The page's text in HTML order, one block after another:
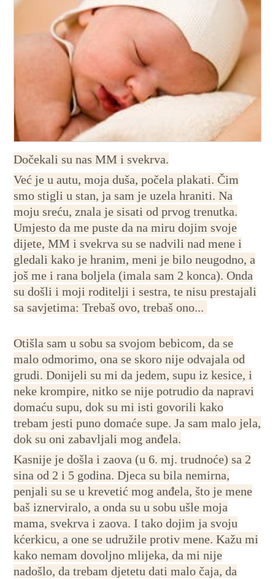
Dočekali su nas MM i svekrva.
Već je u autu, moja duša, počela plakati. Čim
smo stigli u stan, ja sam je uzela hraniti. Na
moju sreću, znala je sisati od prvog trenutka.
Umjesto da me puste da na miru dojim svoje
dijete, MM i svekrva su se nadvili nad mene i
gledali kako je hranim, meni je bilo neugodno, a
još me i rana boljela (imala sam 2 konca). Onda
su došli i moji roditelji i sestra, te nisu prestajali
sa savjetima: Trebaš ovo, trebaš ono...
Otišla sam u sobu sa svojom bebicom, da se
malo odmorimo, ona se skoro nije odvajala od
grudi. Donijeli su mi da jedem, supu iz kesice, i
neke krompire, nitko se nije potrudio da napravi
domaću supu, dok su mi isti govorili kako
trebam jesti puno domaće supe. Ja sam malo jela,
dok su oni zabavljali mog anđela.
Kasnije je došla i zaova (u 6. mj. trudnoće) sa 2
sina od 2 i 5 godina. Djeca su bila nemirna,
penjali su se u krevetić mog anđela, što je mene
baš iznerviralo, a onda su u sobu ušle moja
mama, svekrva i zaova. I tako dojim ja svoju
kćerkicu, a one se udružile protiv mene. Kažu mi
kako nemam dovoljno mlijeka, da mi nije
nadošlo, da trebam djetetu dati malo čaja, da